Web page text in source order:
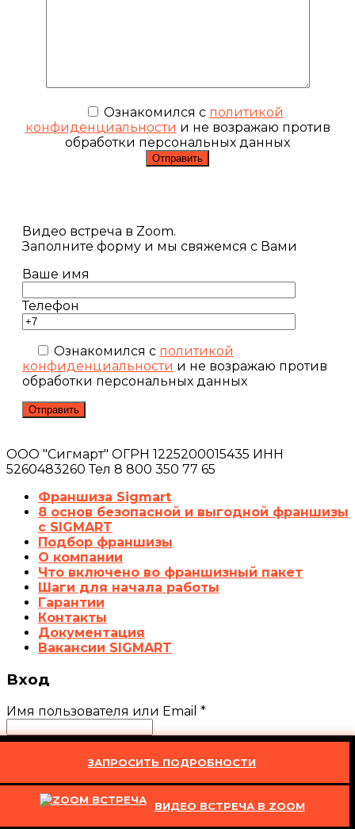
ЗАПРОСИТЬ ПОДРОБНОСТИ
ВИДЕО ВСТРЕЧА В ZOOM
Ознакомился с политикой
конфиденциальности и не возражаю против
обработки персональных данных
Видео встреча в Zoom.
Заполните форму и мы свяжемся с Вами
Ваше имя
Телефон
Ознакомился с политикой
конфиденциальности и не возражаю против
обработки персональных данных
ООО "Сигмарт" ОГРН 1225200015435 ИНН
5260483260 Тел 8 800 350 77 65
Франшиза Sigmart
8 основ безопасной и выгодной франшизы
с SIGMART
Подбор франшизы
О компании
Что включено во франшизный пакет
Шаги для начала работы
Гарантии
Контакты
Документация
Вакансии SIGMART
Вход
Имя пользователя или Email *
Запомнить меня
Войти